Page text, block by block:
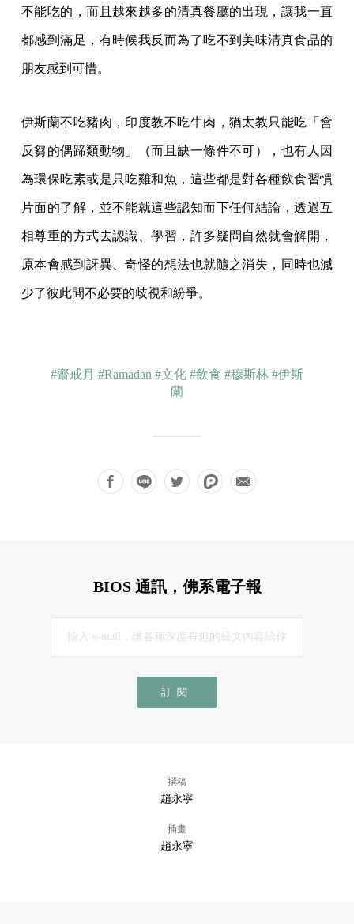
不能吃的，而且越來越多的清真餐廳的出現，讓我一直
都感到滿足，有時候我反而為了吃不到美味清真食品的
朋友感到可惜。
伊斯蘭不吃豬肉，印度教不吃牛肉，猶太教只能吃「會
反芻的偶蹄類動物」（而且缺一條件不可），也有人因
為環保吃素或是只吃雞和魚，這些都是對各種飲食習慣
片面的了解，並不能就這些認知而下任何結論，透過互
相尊重的方式去認識、學習，許多疑問自然就會解開，
原本會感到訝異、奇怪的想法也就隨之消失，同時也減
少了彼此間不必要的歧視和紛爭。
#齋戒月 #Ramadan #文化 #飲食 #穆斯林 #伊斯
蘭
BIOS 通訊，佛系電子報
訂閱
撰稿
趙永寧
插畫
趙永寧